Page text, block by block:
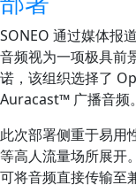
SONEO 通过媒体报
音频视为一项极具前
诺，该组织选择了
Auracast™ 广播音频。
此次部署侧重于易用
等高人流量场所展开
可将音频直接传输至